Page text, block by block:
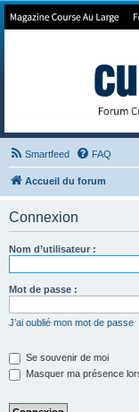
Forum de Cup
Smartfeed FAQ
Accueil du forum
Connexion
Nom d’utilisateur :
Mot de passe :
J’ai oublié mon mot de passe
Se souvenir de moi
Masquer ma présence